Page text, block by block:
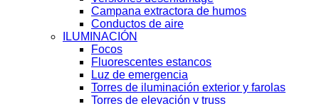
Campana extractora de humos
Conductos de aire
ILUMINACIÓN
Focos
Fluorescentes estancos
Luz de emergencia
Torres de iluminación exterior y farolas
Torres de elevación y truss